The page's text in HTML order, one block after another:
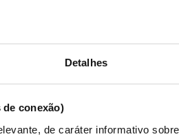
Detalhes
conexão)
de caráter informativo